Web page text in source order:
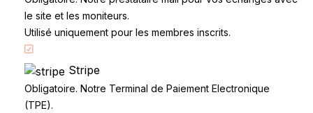
Code de la route
Partenaires
CandidatLibre.net
Conditions générales
le site et les moniteurs.
Utilisé uniquement pour les membres inscrits.
Stripe
Obligatoire. Notre Terminal de Paiement Electronique
(TPE).